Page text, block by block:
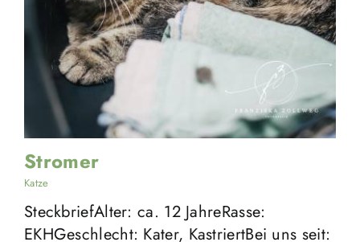
Stromer
Katze
SteckbriefAlter: ca. 12 JahreRasse:
EKHGeschlecht: Kater, KastriertBei uns seit: